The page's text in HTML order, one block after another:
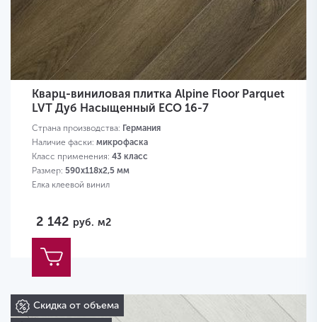
Кварц-виниловая плитка Alpine Floor Parquet
LVT Дуб Насыщенный ЕСО 16-7
Страна производства: Германия
Наличие фаски: микрофаска
Класс применения: 43 класс
Размер: 590х118х2,5 мм
Елка клеевой винил
2 142 руб. м2
Скидка от объема